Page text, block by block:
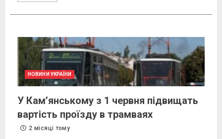
НОВИНИ УКРАЇНИ
У Кам’янському з 1 червня підвищать
вартість проїзду в трамваях
2 місяці тому